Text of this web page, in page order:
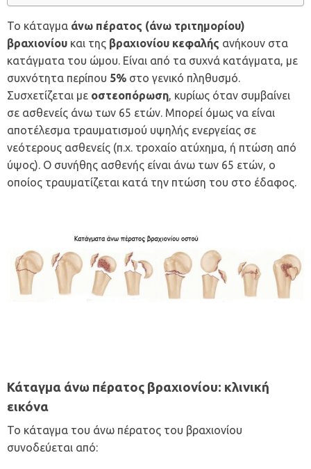
Το κάταγμα άνω πέρατος (άνω τριτημορίου)
βραχιονίου και της βραχιονίου κεφαλής ανήκουν στα
κατάγματα του ώμου. Eίναι από τα συχνά κατάγματα, με
συχνότητα περίπου 5% στο γενικό πληθυσμό.
Συσχετίζεται με οστεοπόρωση, κυρίως όταν συμβαίνει
σε ασθενείς άνω των 65 ετών. Mπορεί όμως να είναι
αποτέλεσμα τραυματισμού υψηλής ενεργείας σε
νεότερους ασθενείς (π.χ. τροχαίο ατύχημα, ή πτώση από
ύψος). Ο συνήθης ασθενής είναι άνω των 65 ετών, ο
οποίος τραυματίζεται κατά την πτώση του στο έδαφος.
Κάταγμα άνω πέρατος βραχιονίου: κλινική
εικόνα
Το κάταγμα του άνω πέρατος του βραχιονίου
συνοδεύεται από: